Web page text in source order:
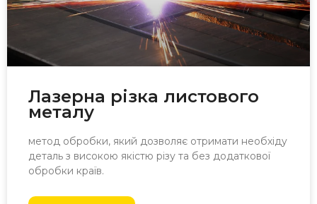
Лазерна різка листового
металу
метод обробки, який дозволяє отримати необхідy
деталь з високою якістю різу та без додаткової
обробки країв.